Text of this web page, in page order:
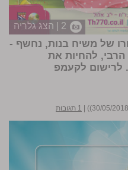
2 | הצג גלריה
של משיח בנות, נחשף -
להחיות את
לרישום לקעמפ
1 תגובות